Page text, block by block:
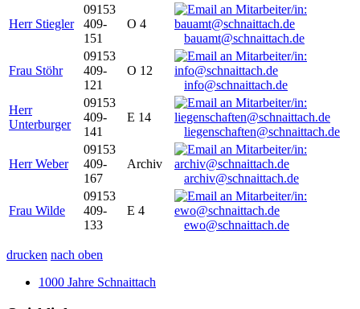
Herr Stiegler
09153
409-
151
O 4
bauamt@schnaittach.de
Frau Stöhr
09153
409-
121
O 12
info@schnaittach.de
Herr
Unterburger
09153
409-
141
E 14
liegenschaften@schnaittach.de
Herr Weber
09153
409-
167
Archiv
archiv@schnaittach.de
Frau Wilde
09153
409-
133
E 4
ewo@schnaittach.de
drucken nach oben
1000 Jahre Schnaittach